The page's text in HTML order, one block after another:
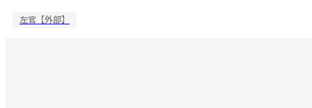
左官【外部】